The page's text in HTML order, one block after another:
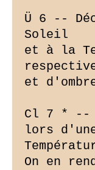
Ü 6 --
Soleil
et à la
et
Cl 7 * --
lors
On en